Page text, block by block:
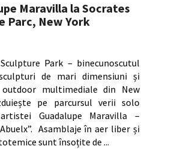
Maravilla la Socrates
Parc, New York
Park – binecunoscutul
de mari dimensiuni și
multimediale din New
pe parcursul verii solo
Guadalupe Maravilla –
Asamblaje în aer liber și
sunt însoțite de